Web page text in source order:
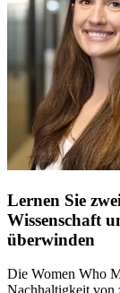
Lernen Sie
Wissenschaft
überwinden
Die Women Who